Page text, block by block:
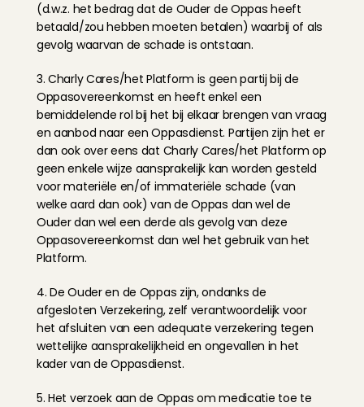
(d.w.z. het bedrag dat de Ouder de Oppas heeft
betaald/zou hebben moeten betalen) waarbij of als
gevolg waarvan de schade is ontstaan.
3. Charly Cares/het Platform is geen partij bij de
Oppasovereenkomst en heeft enkel een
bemiddelende rol bij het bij elkaar brengen van vraag
en aanbod naar een Oppasdienst. Partijen zijn het er
dan ook over eens dat Charly Cares/het Platform op
geen enkele wijze aansprakelijk kan worden gesteld
voor materiële en/of immateriële schade (van
welke aard dan ook) van de Oppas dan wel de
Ouder dan wel een derde als gevolg van deze
Oppasovereenkomst dan wel het gebruik van het
Platform.
4. De Ouder en de Oppas zijn, ondanks de
afgesloten Verzekering, zelf verantwoordelijk voor
het afsluiten van een adequate verzekering tegen
wettelijke aansprakelijkheid en ongevallen in het
kader van de Oppasdienst.
5. Het verzoek aan de Oppas om medicatie toe te